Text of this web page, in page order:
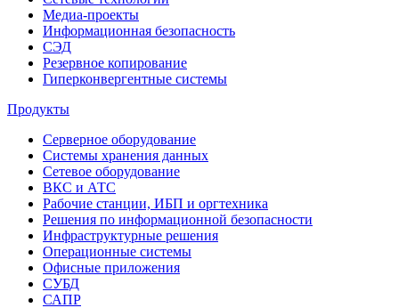
Медиа-проекты
Информационная безопасность
СЭД
Резервное копирование
Гиперконвергентные системы
Продукты
Серверное оборудование
Системы хранения данных
Сетевое оборудование
ВКС и АТС
Рабочие станции, ИБП и оргтехника
Решения по информационной безопасности
Инфраструктурные решения
Операционные системы
Офисные приложения
СУБД
САПР